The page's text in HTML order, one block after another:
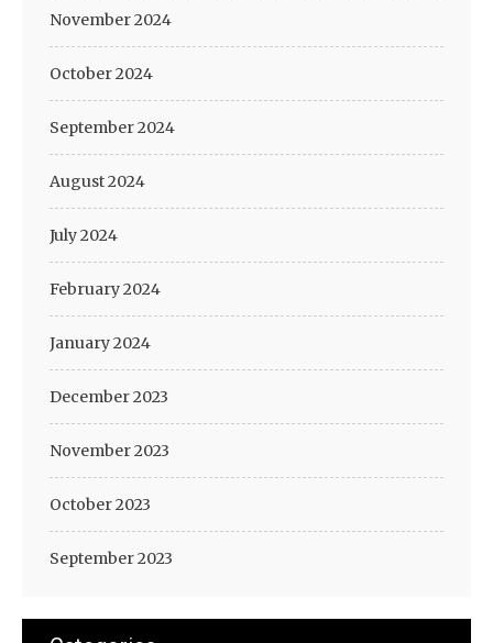
November 2024
October 2024
September 2024
August 2024
July 2024
February 2024
January 2024
December 2023
November 2023
October 2023
September 2023